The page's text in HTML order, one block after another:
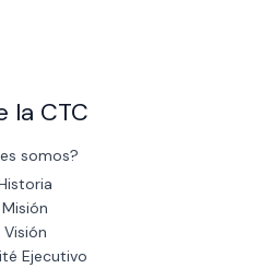
la CTC
somos?
Misión
Visión
Ejecutivo